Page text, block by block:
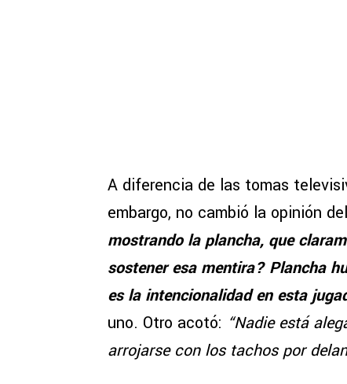
A diferencia de las tomas
embargo, no cambió la opinión
mostrando la plancha, que
sostener esa mentira? Plancha
es la intencionalidad en esta
uno. Otro acotó: “Nadie está
arrojarse con los tachos por